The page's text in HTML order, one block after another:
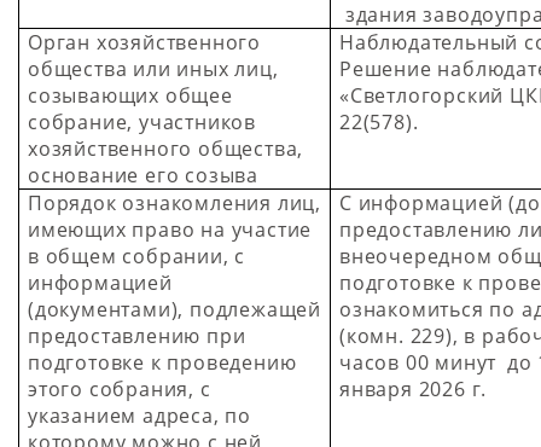
здания
Орган хозяйственного
общества или иных лиц,
созывающих общее
собрание, участников
хозяйственного общества,
основание его созыва
Наблюдательный
Решение
«Светлогорский
22(578).
Порядок ознакомления лиц,
имеющих право на участие
в общем собрании, с
информацией
(документами), подлежащей
предоставлению при
подготовке к проведению
этого собрания, с
указанием адреса, по
С информацией
предоставлению
внеочередном
подготовке к
ознакомиться по
(комн. 229), в
часов 00 минут до
января 2026 г.